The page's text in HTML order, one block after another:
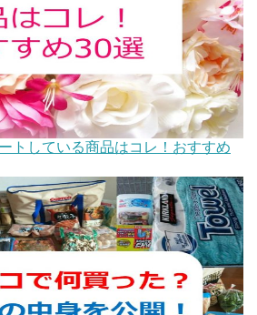
トしている商品はコレ！おすすめ